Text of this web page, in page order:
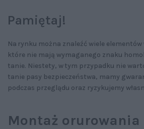
Pamiętaj!
Na rynku można znaleźć wiele
które nie mają wymaganego znaku
tanie. Niestety, w tym przypadku nie
tanie pasy bezpieczeństwa, mamy
podczas przeglądu oraz ryzykujemy
Montaż orurowania